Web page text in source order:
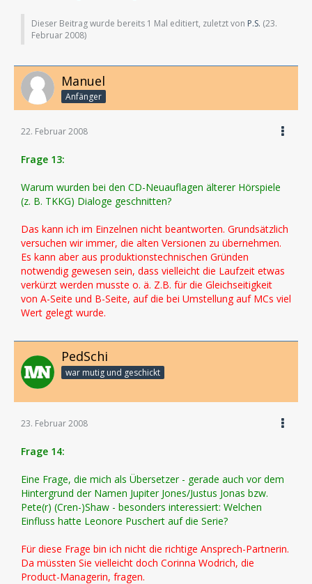
Dieser Beitrag wurde bereits 1 Mal editiert, zuletzt von P.S. (23.
Februar 2008)
Manuel
Anfänger
22. Februar 2008
Frage 13:
Warum wurden bei den CD-Neuauflagen älterer Hörspiele
(z. B. TKKG) Dialoge geschnitten?
Das kann ich im Einzelnen nicht beantworten. Grundsätzlich
versuchen wir immer, die alten Versionen zu übernehmen.
Es kann aber aus produktionstechnischen Gründen
notwendig gewesen sein, dass vielleicht die Laufzeit etwas
verkürzt werden musste o. ä. Z.B. für die Gleichseitigkeit
von A-Seite und B-Seite, auf die bei Umstellung auf MCs viel
Wert gelegt wurde.
PedSchi
war mutig und geschickt
23. Februar 2008
Frage 14:
Eine Frage, die mich als Übersetzer - gerade auch vor dem
Hintergrund der Namen Jupiter Jones/Justus Jonas bzw.
Pete(r) (Cren-)Shaw - besonders interessiert: Welchen
Einfluss hatte Leonore Puschert auf die Serie?
Für diese Frage bin ich nicht die richtige Ansprech-Partnerin.
Da müssten Sie vielleicht doch Corinna Wodrich, die
Product-Managerin, fragen.